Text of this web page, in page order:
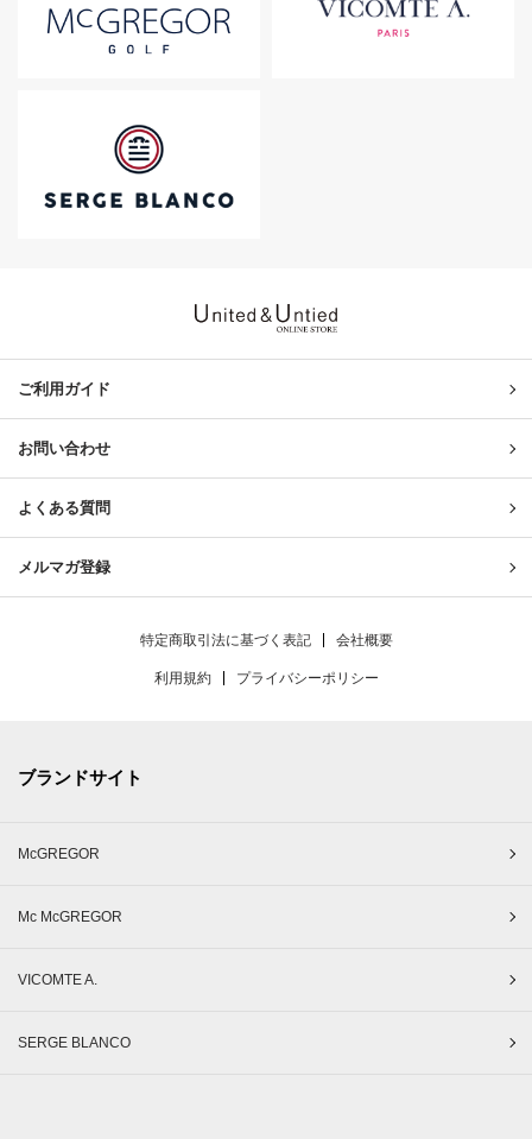
ご利用ガイド
お問い合わせ
よくある質問
メルマガ登録
特定商取引法に基づく表記 会社概要
利用規約 プライバシーポリシー
ブランドサイト
McGREGOR
Mc McGREGOR
VICOMTE A.
SERGE BLANCO